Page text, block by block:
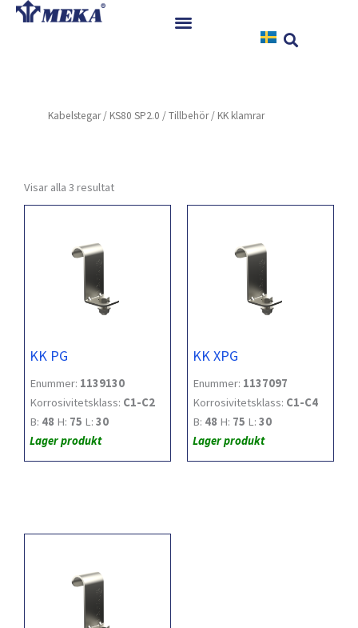
Hoppa
Referenser
Kabelstegar/ KS80 SP2.0 /Tillbehör/ KK klamrar
Visar alla 3 resultat
KK PG
Enummer: 1139130
Korrosivitetsklass: C1-C2
B: 48 H: 75 L: 30
Lager produkt
KK XPG
Enummer: 1137097
Korrosivitetsklass: C1-C4
B: 48 H: 75 L: 30
Lager produkt